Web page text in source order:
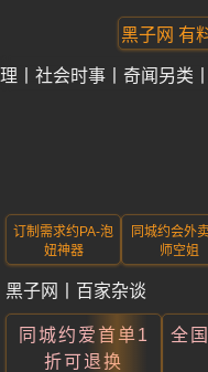
黑子网 有
社会时事 奇闻另类
订制需求约PA-泡
妞神器
同城约会外
师空姐
黑子网 百家杂谈
同城约爱首单1
折可退换
全